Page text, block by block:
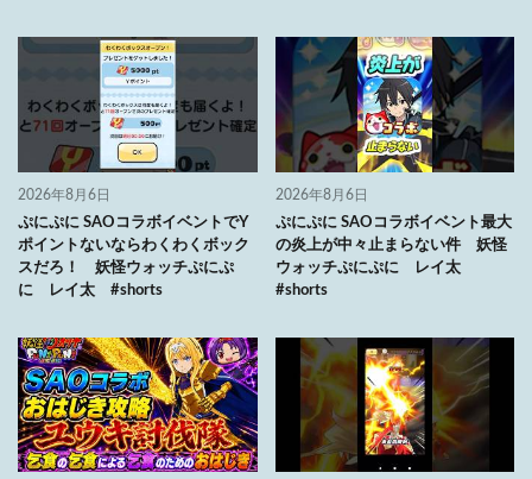
2026年8月6日
ぷにぷに SAOコラボイベントでY
ポイントないならわくわくボック
スだろ！ 妖怪ウォッチぷにぷ
に レイ太 #shorts
2026年8月6日
ぷにぷに SAOコラボイベント最大
の炎上が中々止まらない件 妖怪
ウォッチぷにぷに レイ太
#shorts